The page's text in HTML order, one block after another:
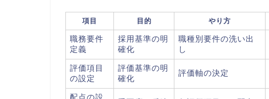
項目 目的 やり方
職務要件
定義
採用基準の明
確化
職種別要件の洗い出
し
評価項目
の設定
評価基準の明
確化
評価軸の決定
配点の設